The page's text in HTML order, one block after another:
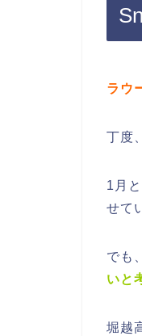
ラウ
丁度
1月
せて
でも
いと
堀越